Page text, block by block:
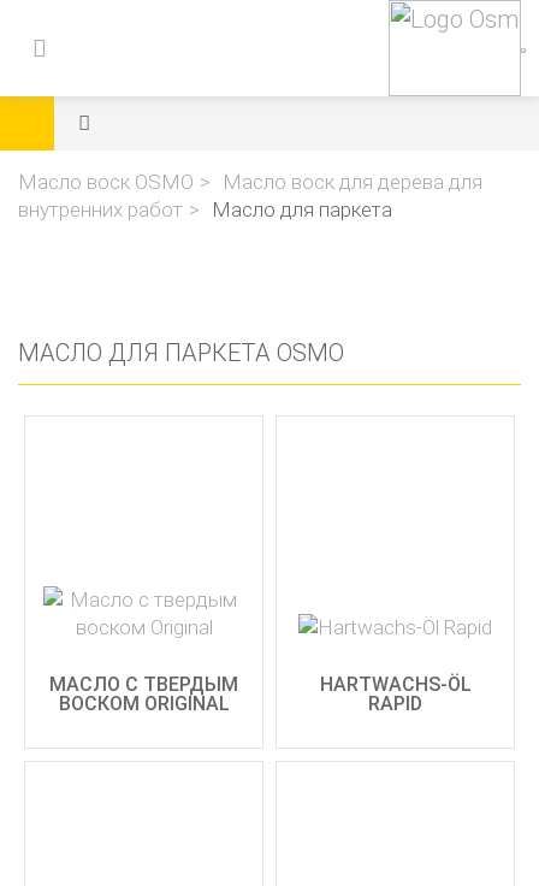
Масло воск OSMO
Масло воск для дерева для
внутренних работ
Масло для паркета
МАСЛО ДЛЯ ПАРКЕТА OSMO
МАСЛО С ТВЕРДЫМ
ВОСКОМ ORIGINAL
HARTWACHS-ÖL
RAPID